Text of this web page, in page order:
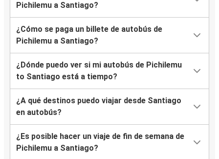
Pichilemu a Santiago?
¿Cómo se paga un billete de autobús de
Pichilemu a Santiago?
¿Dónde puedo ver si mi autobús de Pichilemu
to Santiago está a tiempo?
¿A qué destinos puedo viajar desde Santiago
en autobús?
¿Es posible hacer un viaje de fin de semana de
Pichilemu a Santiago?